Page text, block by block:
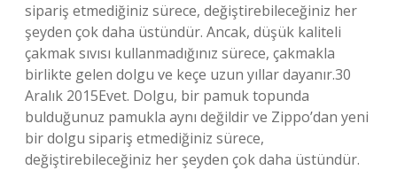
sipariş etmediğiniz sürece, değiştirebileceğiniz her
şeyden çok daha üstündür. Ancak, düşük kaliteli
çakmak sıvısı kullanmadığınız sürece, çakmakla
birlikte gelen dolgu ve keçe uzun yıllar dayanır.30
Aralık 2015Evet. Dolgu, bir pamuk topunda
bulduğunuz pamukla aynı değildir ve Zippo’dan yeni
bir dolgu sipariş etmediğiniz sürece,
değiştirebileceğiniz her şeyden çok daha üstündür.